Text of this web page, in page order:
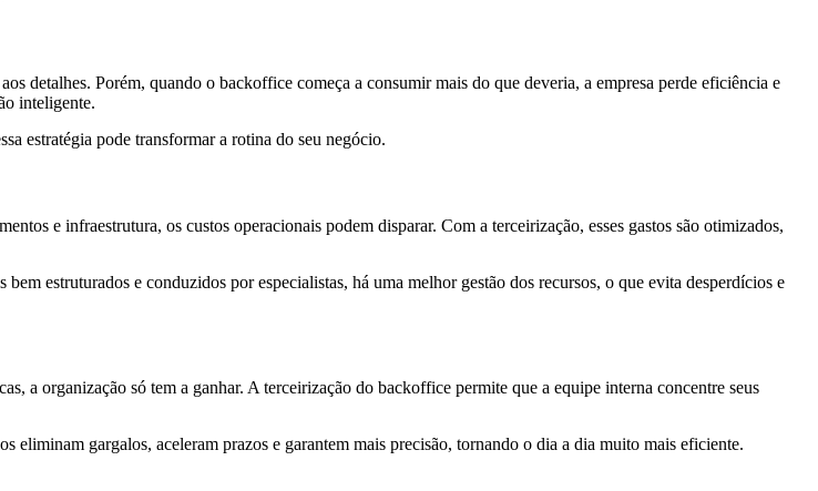
detalhes. Porém, quando o backoffice começa a consumir mais do que deveria, a empresa perde eficiência e
inteligente.
estratégia pode transformar a rotina do seu negócio.
e infraestrutura, os custos operacionais podem disparar. Com a terceirização, esses gastos são otimizados,
estruturados e conduzidos por especialistas, há uma melhor gestão dos recursos, o que evita desperdícios e
a organização só tem a ganhar. A terceirização do backoffice permite que a equipe interna concentre seus
eliminam gargalos, aceleram prazos e garantem mais precisão, tornando o dia a dia muito mais eficiente.